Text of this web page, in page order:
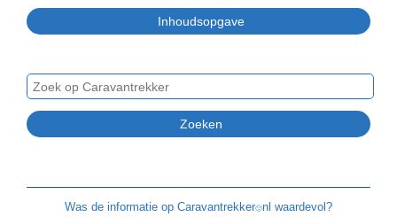
Was de informatie op Caravantrekker🙂nl waardevol?